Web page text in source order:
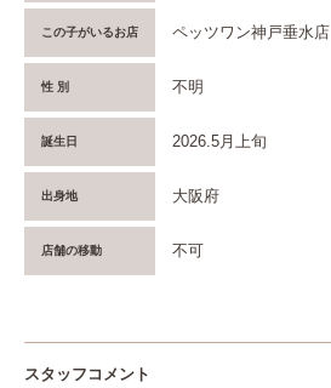
この子がいるお店 ペッツワン神戸垂水店
性 別 不明
誕生日 2026.5月上旬
出身地 大阪府
店舗の移動 不可
スタッフコメント